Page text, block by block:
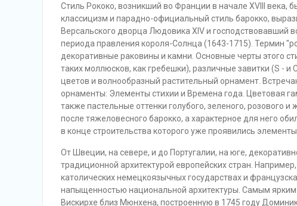
Стиль Рококо, возникший во Франции в начале XVIII века,
классицизм и парадно-официальный стиль барокко,
Версальского дворца Людовика XIV и господствовавший
периода правления короля-Солнца (1643-1715). Термин
декоративные раковины и камни. Основные черты этого
таких моллюсков, как гребешки), различные завитки (S -
цветов и волнообразный растительный орнамент.
орнаменты: Элементы стихии и Времена года. Цветовая
также пастельные оттенки голубого, зеленого, розового
после тяжеловесного барокко, а характерное для него
в конце строительства которого уже проявились
От Швеции, на севере, и до Португалии, на юге,
традиционной архитектурой европейских стран.
католических немецкоязычных государствах и
напыщенностью национальной архитектуры. Самым
Вискирхе близ Мюнхена, построенную в 1745 году